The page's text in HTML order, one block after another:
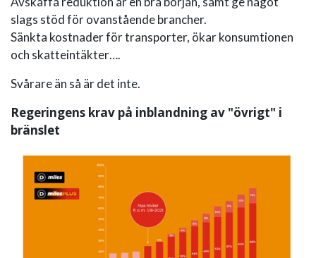
slags stöd för ovanstående brancher.
Sänkta kostnader för transporter, ökar konsumtionen
och skatteintäkter….
Svårare än så är det inte.
Regeringens krav på inblandning av "övrigt" i
bränslet